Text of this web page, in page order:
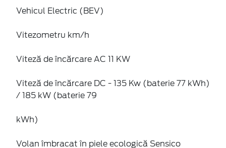
Vehicul Electric (BEV)
Vitezometru km/h
Viteză de încărcare AC 11 KW
Viteză de încărcare DC - 135 Kw (baterie 77 kWh)
/ 185 kW (baterie 79
kWh)
Volan îmbracat în piele ecologică Sensico